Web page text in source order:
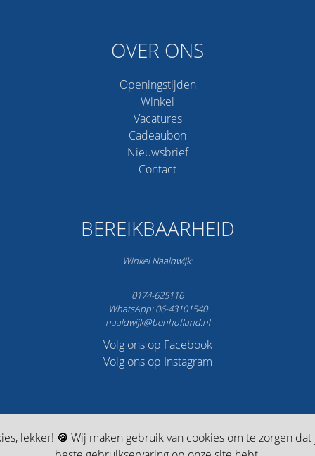
lekker! 🍪 Wij maken gebruik van cookies om te zorgen
OVER ONS
Openingstijden
Winkel
Vacatures
Cadeaubon
Nieuwsbrief
Contact
BEREIKBAARHEID
Winkel Naaldwijk:
0174-625116
WhatsApp: 06-43101540
naaldwijk@benhofland.nl
Volg ons op Facebook
Volg ons op Instagram
Gratis verzending vanaf 75,- 5 jaar garantie* ✔️
Best